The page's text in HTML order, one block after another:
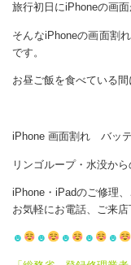
旅行初日にiPhoneの画
そんなiPhoneの画面割
です。
お昼ご飯を食べている
iPhone 画面割れ バッ
リンゴループ・水没か
iPhone・iPadのご修理、
お気軽にお電話、ご来店
☻ ☻ ☻ ☻ ☻